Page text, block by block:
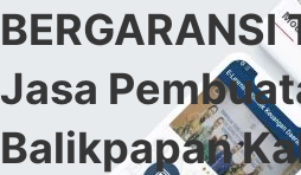
BERGARANSI
Jasa
Balikpapan